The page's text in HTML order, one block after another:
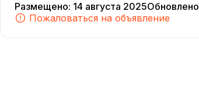
Размещено: 14 августа 2025Обновлено
Пожаловаться на объявление